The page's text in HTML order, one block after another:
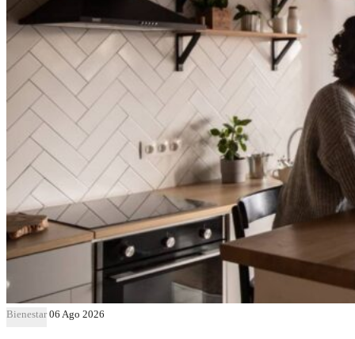
Bienestar 06 Ago 2026